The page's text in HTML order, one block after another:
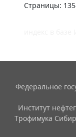
Страницы:
Федеральное
Институт
Трофимука